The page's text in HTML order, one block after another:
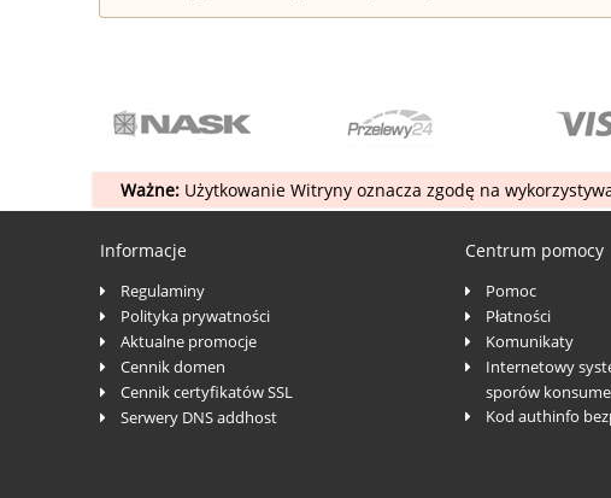
Ważne:Użytkowanie Witryny oznacza zgodę na
Informacje
Regulaminy
Polityka prywatności
Aktualne promocje
Cennik domen
Cennik certyfikatów SSL
Serwery DNS addhost
Centrum pomocy
Pomoc
Płatności
Komunikaty
Internetowy
sporów
Kod authinfo